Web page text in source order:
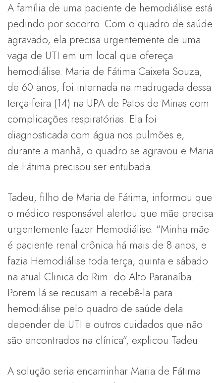
A família de uma paciente de hemodiálise está
pedindo por socorro. Com o quadro de saúde
agravado, ela precisa urgentemente de uma
vaga de UTI em um local que ofereça
hemodiálise. Maria de Fátima Caixeta Souza,
de 60 anos, foi internada na madrugada dessa
terça-feira (14) na UPA de Patos de Minas com
complicações respiratórias. Ela foi
diagnosticada com água nos pulmões e,
durante a manhã, o quadro se agravou e Maria
de Fátima precisou ser entubada.
Tadeu, filho de Maria de Fátima, informou que
o médico responsável alertou que mãe precisa
urgentemente fazer Hemodiálise. “Minha mãe
é paciente renal crônica há mais de 8 anos, e
fazia Hemodiálise toda terça, quinta e sábado
na atual Clinica do Rim do Alto Paranaíba.
Porem lá se recusam a recebê-la para
hemodiálise pelo quadro de saúde dela
depender de UTI e outros cuidados que não
são encontrados na clínica”, explicou Tadeu.
A solução seria encaminhar Maria de Fátima